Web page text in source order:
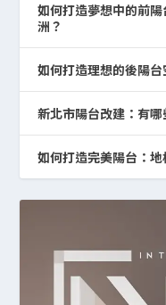
如何打造夢想中的前
洲？
如何打造理想的後陽台
新北市陽台改建：有
如何打造完美陽台：